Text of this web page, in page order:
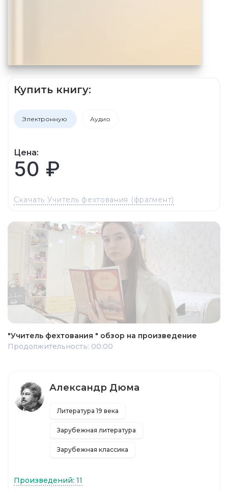
Купить книгу:
Электронную Аудио
Цена:
50 ₽
Скачать Учитель фехтования (фрагмент)
"Учитель фехтования " обзор на произведение
Продолжительность: 00:00
Александр Дюма
Литература 19 века
Зарубежная литература
Зарубежная классика
Произведений: 11